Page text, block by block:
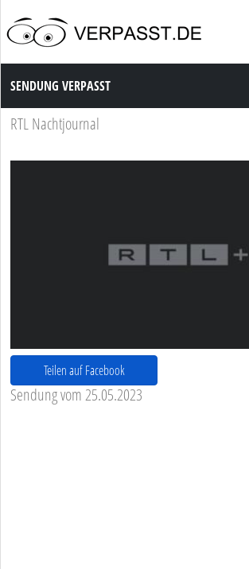
Sendung Verpasst
SENDUNG VERPASST
RTL Nachtjournal
Teilen auf Facebook
Sendung vom 25.05.2023